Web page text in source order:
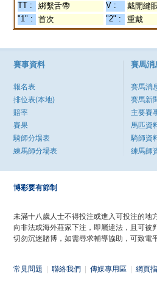
TT : 綁繫舌帶 V : 戴開縫
"1" :
首次 "2" : 重戴
賽事資料
報名表
排位表(本地)
賠率
賽果
騎師分場表
練馬師分場表
賽馬消
賽馬消
賽馬新
主要賽
馬匹資
騎師資
練馬師
博彩要有節制
未滿十八歲人士不得投注或進入可投注的地方
向非法或海外莊家下注，即屬違法，且可被
切勿沉迷賭博，如需尋求輔導協助，可致電
常見問題 聯絡我們 傳媒專用區 網頁